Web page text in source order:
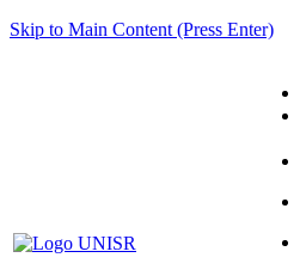
Skip to Main Content (Press Enter)